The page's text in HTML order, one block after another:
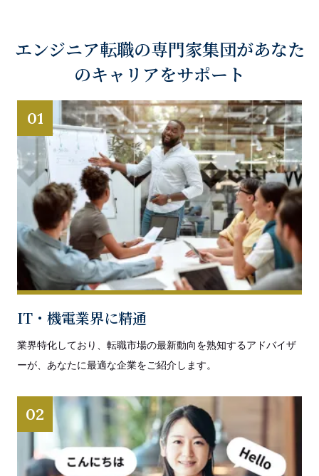
エンジニア転職の専門家集団があなた
のキャリアをサポート
01
IT・機電業界に精通
業界特化しており、転職市場の最新動向を熟知するアドバイザ
ーが、あなたに最適な企業をご紹介します。
02